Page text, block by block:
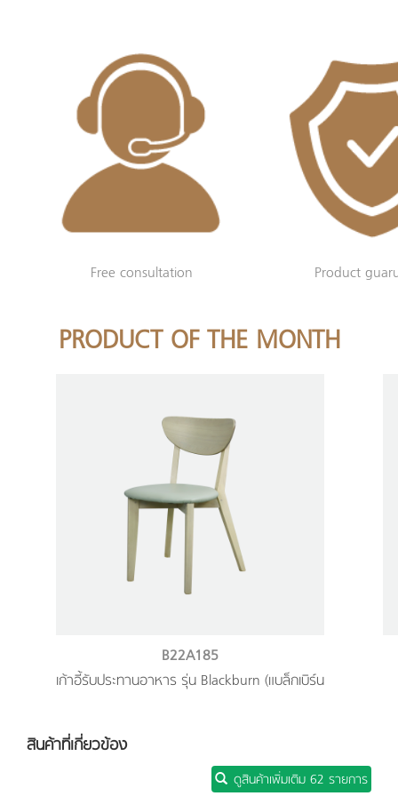
Free consultation Product
PRODUCT OF THE MONTH
B22A185
เก้าอี้รับประทานอาหาร รุ่น Blackburn (แบล็กเบิร์น
สินค้าที่เกี่ยวข้อง
ดูสินค้าเพิ่มเติม 62 รายการ